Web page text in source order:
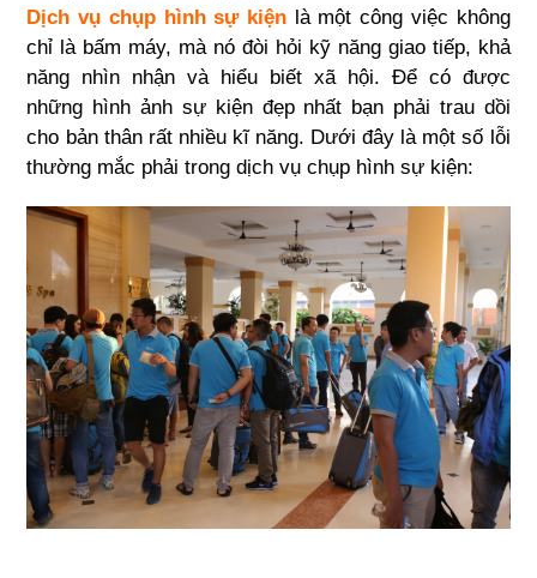
Dịch vụ chụp hình sự kiện là một công việc không
chỉ là bấm máy, mà nó đòi hỏi kỹ năng giao tiếp, khả
năng nhìn nhận và hiểu biết xã hội. Để có được
những hình ảnh sự kiện đẹp nhất bạn phải trau dồi
cho bản thân rất nhiều kĩ năng. Dưới đây là một số lỗi
thường mắc phải trong dịch vụ chụp hình sự kiện: